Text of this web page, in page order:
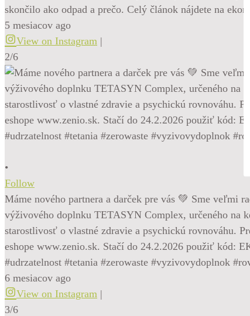
skončilo ako odpad a prečo. Celý článok nájdete na
5 mesiacov ago
View on Instagram |
2/6
•
Follow
Máme nového partnera a darček pre vás 💚 Sme veľmi
výživového doplnku TETASYN Complex, určeného na
starostlivosť o vlastné zdravie a psychickú rovnováhu.
eshope www.zenio.sk. Stačí do 24.2.2026 použiť kód:
#udrzatelnost #tetania #zerowaste #vyzivovydoplnok
6 mesiacov ago
View on Instagram |
3/6